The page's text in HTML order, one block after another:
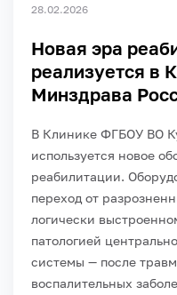
28.02.2026
Новая эра
реализуется в
Минздрава
В Клинике ФГБОУ ВО
используется новое
реабилитации.
переход от
логически
патологией
системы — после
воспалительных